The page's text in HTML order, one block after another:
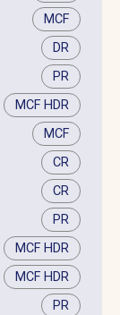
MCF
DR
PR
MCF HDR
MCF
CR
CR
PR
MCF HDR
MCF HDR
PR